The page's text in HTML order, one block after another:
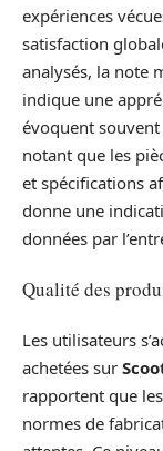
expériences
satisfaction
analysés, la note
indique une
évoquent
notant que les
et spécifications
donne une
données par
Qualité des
Les utilisateurs
achetées sur
rapportent que
normes de